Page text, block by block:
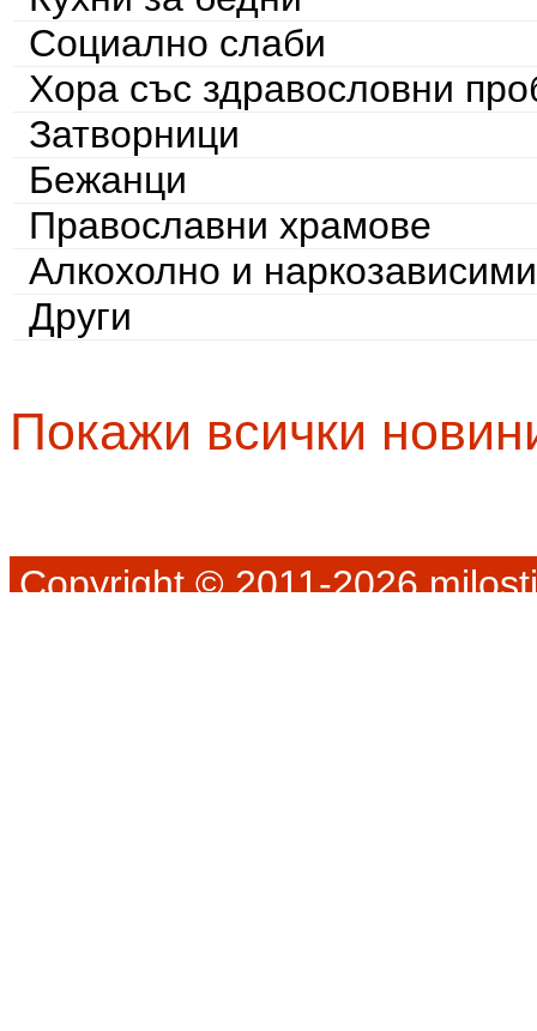
Социално слаби
Хора със здравословни
Затворници
Бежанци
Православни храмове
Алкохолно и наркозависими
Други
Покажи всички
Copyright © 2011-2026